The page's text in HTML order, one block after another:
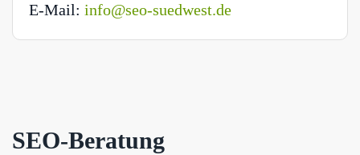
E-Mail: info@seo-suedwest.de
SEO-Beratung